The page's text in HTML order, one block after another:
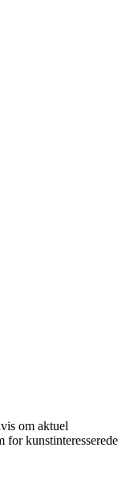
om aktuel
for kunstinteresserede